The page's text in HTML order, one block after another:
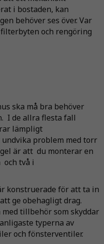
i bostaden, kan
behöver ses över. Var
och rengöring
ska må bra behöver
I de allra flesta fall
lämpligt
problem med torr
är att du monterar en
två i
konstruerade för att ta in
ge obehagligt drag.
tillbehör som skyddar
typerna av
och fönsterventiler.